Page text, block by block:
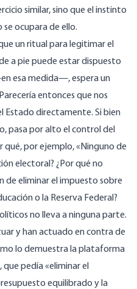
similar, sino que el instinto
se ocupara de ello.
un ritual para legitimar el
a pie puede estar dispuesto
esa medida—, espera un
entonces que nos
Estado directamente. Si bien
pasa por alto el control del
qué, por ejemplo, «Ninguno de
electoral? ¿Por qué no
de eliminar el impuesto sobre
o la Reserva Federal?
no lleva a ninguna parte.
y han actuado en contra de
lo demuestra laplataforma
, que pedía «eliminar el
equilibrado y la